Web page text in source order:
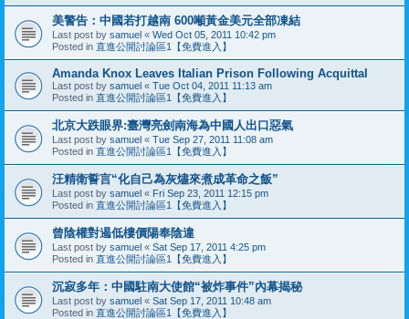
美警告：中國若打越南 600噸黃金美元全部凍結
Last post by samuel « Wed Oct 05, 2011 10:42 pm
Posted in 直進公開討論區1【免費進入】
Amanda Knox Leaves Italian Prison Following Acquittal
Last post by samuel « Tue Oct 04, 2011 11:13 am
Posted in 直進公開討論區1【免費進入】
北京大跌眼界:臺灣亮劍南海為中國人出口惡氣
Last post by samuel « Tue Sep 27, 2011 11:08 am
Posted in 直進公開討論區1【免費進入】
汪精衛誓言“化自己為灰燼來煮成革命之飯”
Last post by samuel « Fri Sep 23, 2011 12:15 pm
Posted in 直進公開討論區1【免費進入】
曾陰權對遏低樓價陽奉陰違
Last post by samuel « Sat Sep 17, 2011 4:25 pm
Posted in 直進公開討論區1【免費進入】
沉寂多年：中國駐南大使館“被炸事件”內幕揭秘
Last post by samuel « Sat Sep 17, 2011 10:48 am
Posted in 直進公開討論區1【免費進入】